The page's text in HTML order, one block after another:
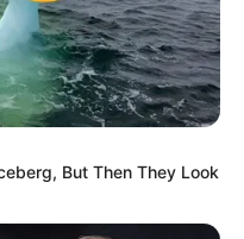
But Then They Look